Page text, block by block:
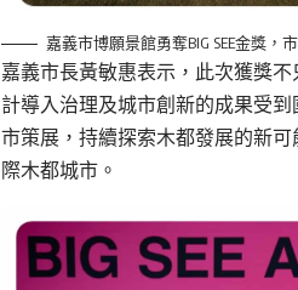
嘉義市博願景館勇奪BIG SEE金獎，
嘉義市長黃敏惠表示，此次獲獎
計導入治理及城市創新的成果受
市策展，持續探索木都發展的新
際木都城市。